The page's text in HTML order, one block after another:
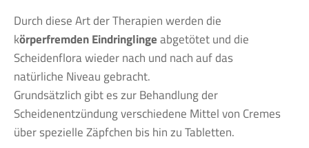
Durch diese Art der Therapien werden die
körperfremden Eindringlingeabgetötet und die
Scheidenflora wieder nach und nach auf das
natürliche Niveau gebracht.
Grundsätzlich gibt es zur Behandlung der
Scheidenentzündung verschiedene Mittel von Cremes
über spezielle Zäpfchen bis hin zu Tabletten.